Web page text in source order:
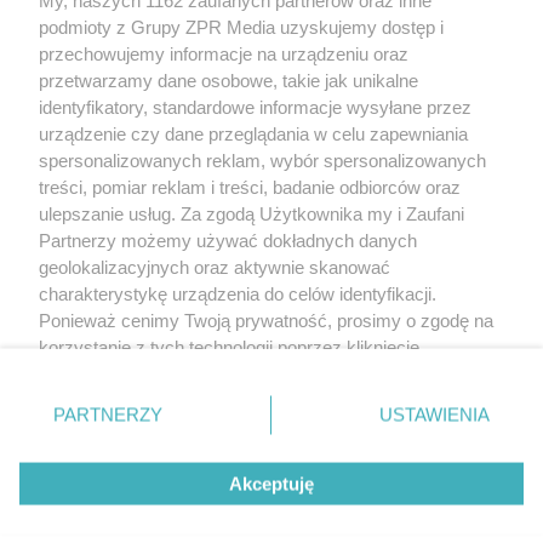
Żaden utwór zamieszczony w serwisie nie może być powielany i
rozpowszechniany lub dalej rozpowszechniany w jakikolwiek sposób (w tym
także elektroniczny lub mechaniczny) na jakimkolwiek polu eksploatacji w
jakiejkolwiek formie, włącznie z umieszczaniem w Internecie bez pisemnej
zgody właściciela praw. Jakiekolwiek użycie lub wykorzystanie utworów w
całości lub w części z naruszeniem prawa, tzn. bez właściwej zgody, jest
zabronione pod groźbą kary i może być ścigane prawnie.
podmioty z Grupy ZPR Media uzyskujemy dostęp i
przechowujemy informacje na urządzeniu oraz
przetwarzamy dane osobowe, takie jak unikalne
identyfikatory, standardowe informacje wysyłane przez
urządzenie czy dane przeglądania w celu zapewniania
spersonalizowanych reklam, wybór spersonalizowanych
treści, pomiar reklam i treści, badanie odbiorców oraz
ulepszanie usług. Za zgodą Użytkownika my i Zaufani
Partnerzy możemy używać dokładnych danych
geolokalizacyjnych oraz aktywnie skanować
charakterystykę urządzenia do celów identyfikacji.
Ponieważ cenimy Twoją prywatność, prosimy o zgodę na
korzystanie z tych technologii poprzez kliknięcie
zmienić/wycofać klikając przycisk ustawień prywatności
znajdujący się w lewym dolnym rogu strony
rodzaje przetwarzania danych nie wymagają zgody
użytkownika, ale masz prawo sprzeciwić się takiemu
przetwarzaniu. Preferencje będą miały zastosowanie tylko
PARTNERZY USTAWIENIA
Akceptuję